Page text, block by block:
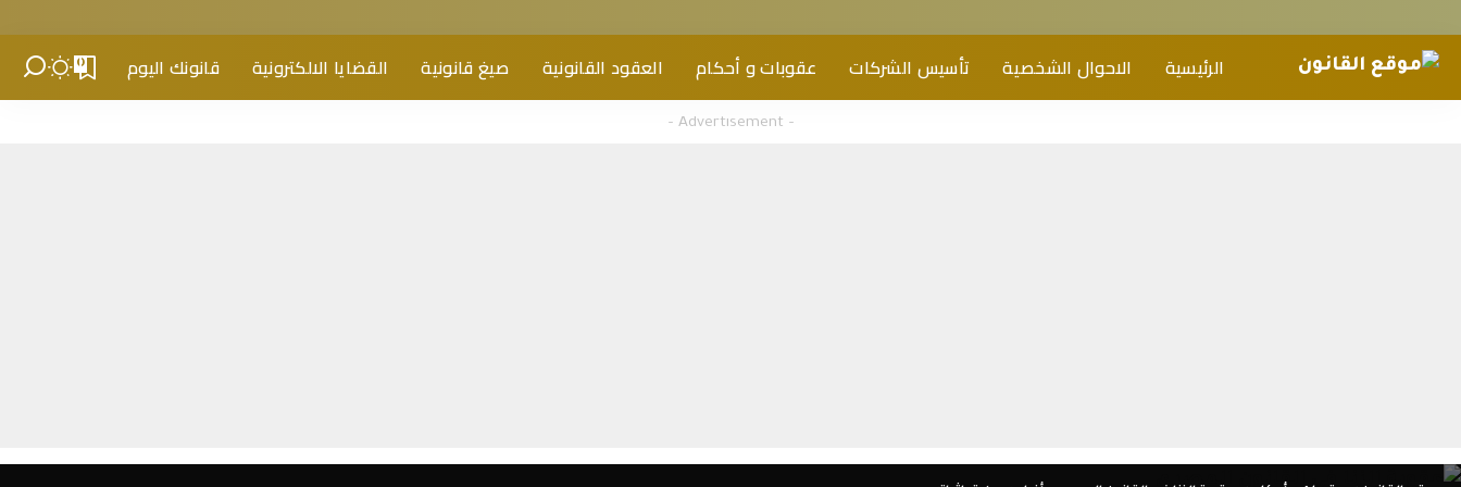
الرئيسية الاحوال الشخصية تأسيس الشركات عقوبات و أحكام العقود القانونية صيغ قانونية القضايا الالكترونية قانونك اليوم 0
– Advertisement –